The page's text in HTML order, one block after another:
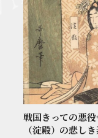
戦国きっての悪
（淀殿）の悲し